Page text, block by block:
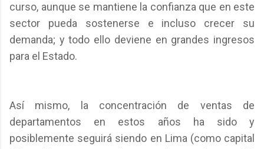
curso, aunque se mantiene la confianza que en este
sector pueda sostenerse e incluso crecer su
demanda; y todo ello deviene en grandes ingresos
para el Estado.
Así mismo, la concentración de ventas de
departamentos en estos años ha sido y
posiblemente seguirá siendo en Lima (como capital